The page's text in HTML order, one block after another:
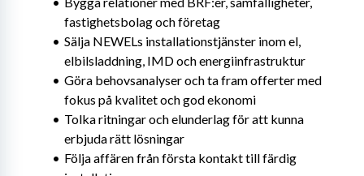
fastighetsbolag och företag
Sälja NEWELs installationstjänster inom el,
elbilsladdning, IMD och energiinfrastruktur
Göra behovsanalyser och ta fram offerter med
fokus på kvalitet och god ekonomi
Tolka ritningar och elunderlag för att kunna
erbjuda rätt lösningar
Följa affären från första kontakt till färdig